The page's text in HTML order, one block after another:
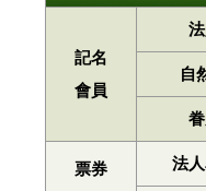
記名
會員
自
票券
法